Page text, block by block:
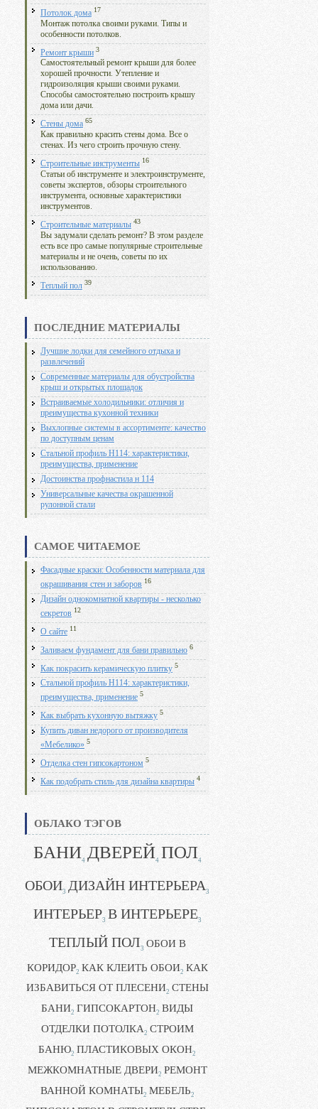
Потолок дома 17
Монтаж потолка своими руками. Типы и
особенности потолков.
Ремонт крыши 3
Самостоятельный ремонт крыши для более
хорошей прочности. Утепление и
гидроизоляция крыши своими руками.
Способы самостоятельно построить крышу
дома или дачи.
Стены дома 65
Как правильно красить стены дома. Все о
стенах. Из чего строить прочную стену.
Строительные инструменты 16
Статьи об инструменте и электроинструменте,
советы экспертов, обзоры строительного
инструмента, основные характеристики
инструментов.
Строительные материалы 43
Вы задумали сделать ремонт? В этом разделе
есть все про самые популярные строительные
материалы и не очень, советы по их
использованию.
Теплый пол 39
ПОСЛЕДНИЕ МАТЕРИАЛЫ
Лучшие лодки для семейного отдыха и
развлечений
Современные материалы для обустройства
крыш и открытых площадок
Встраиваемые холодильники: отличия и
преимущества кухонной техники
Выхлопные системы в ассортименте: качество
по доступным ценам
Стальной профиль Н114: характеристики,
преимущества, применение
Достоинства профнастила н 114
Универсальные качества окрашенной
рулонной стали
САМОЕ ЧИТАЕМОЕ
Фасадные краски: Особенности материала для
окрашивания стен и заборов 16
Дизайн однокомнатной квартиры - несколько
секретов 12
О сайте 11
Заливаем фундамент для бани правильно 6
Как покрасить керамическую плитку 5
Стальной профиль Н114: характеристики,
преимущества, применение 5
Как выбрать кухонную вытяжку 5
Купить диван недорого от производителя
«Мебелико» 5
Отделка стен гипсокартоном 5
Как подобрать стиль для дизайна квартиры 4
ОБЛАКО ТЭГОВ
БАНИ4 ДВЕРЕЙ4 ПОЛ4
ОБОИ3 ДИЗАЙН ИНТЕРЬЕРА3
ИНТЕРЬЕР3 В ИНТЕРЬЕРЕ3
ТЕПЛЫЙ ПОЛ3 ОБОИ В
КОРИДОР2 КАК КЛЕИТЬ ОБОИ2 КАК
ИЗБАВИТЬСЯ ОТ ПЛЕСЕНИ2 СТЕНЫ
БАНИ2 ГИПСОКАРТОН2 ВИДЫ
ОТДЕЛКИ ПОТОЛКА2 СТРОИМ
БАНЮ2 ПЛАСТИКОВЫХ ОКОН2
МЕЖКОМНАТНЫЕ ДВЕРИ2 РЕМОНТ
ВАННОЙ КОМНАТЫ2 МЕБЕЛЬ2